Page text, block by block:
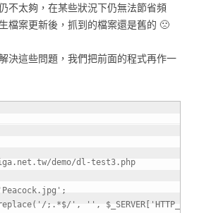
不太夠，在某些狀況下仍無法節省頻
檔案更新後，抓到的檔案還是舊的 🙁
決這些問題，我們把前面的程式再作一
'Peacock.jpg' ;
( '/;.*$/' , '' , $_SERVER